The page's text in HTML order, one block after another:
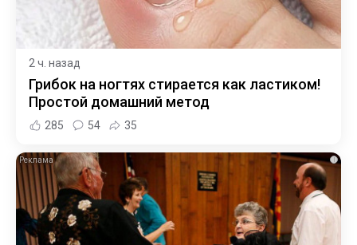
2 ч. назад
Грибок на ногтях стирается как ластиком!
Простой домашний метод
285 54 35
i